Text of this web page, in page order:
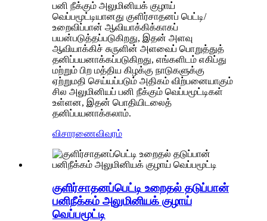
பனி நீக்கும் அலுமினியக் குழாய்
வெப்பமூட்டியானது குளிர்சாதனப் பெட்டி/
உறைவிப்பான் ஆவியாக்கிக்காகப்
பயன்படுத்தப்படுகிறது, இதன் அளவு
ஆவியாக்கிச் சுருளின் அளவைப் பொறுத்துத்
தனிப்பயனாக்கப்படுகிறது, எங்களிடம் எகிப்து
மற்றும் பிற மத்திய கிழக்கு நாடுகளுக்கு
ஏற்றுமதி செய்யப்படும் அதிகம் விற்பனையாகும்
சில அலுமினியப் பனி நீக்கும் வெப்பமூட்டிகள்
உள்ளன, இதன் பொதியிடலைத்
தனிப்பயனாக்கலாம்.
விசாரணைவிவரம்
குளிர்சாதனப்பெட்டி உறைதல் தடுப்பான்
பனிநீக்கம் அலுமினியக் குழாய்
வெப்பமூட்டி